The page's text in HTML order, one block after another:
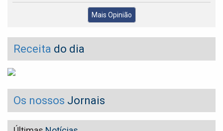
Mais Opinião
Receita do dia
Os nossos Jornais